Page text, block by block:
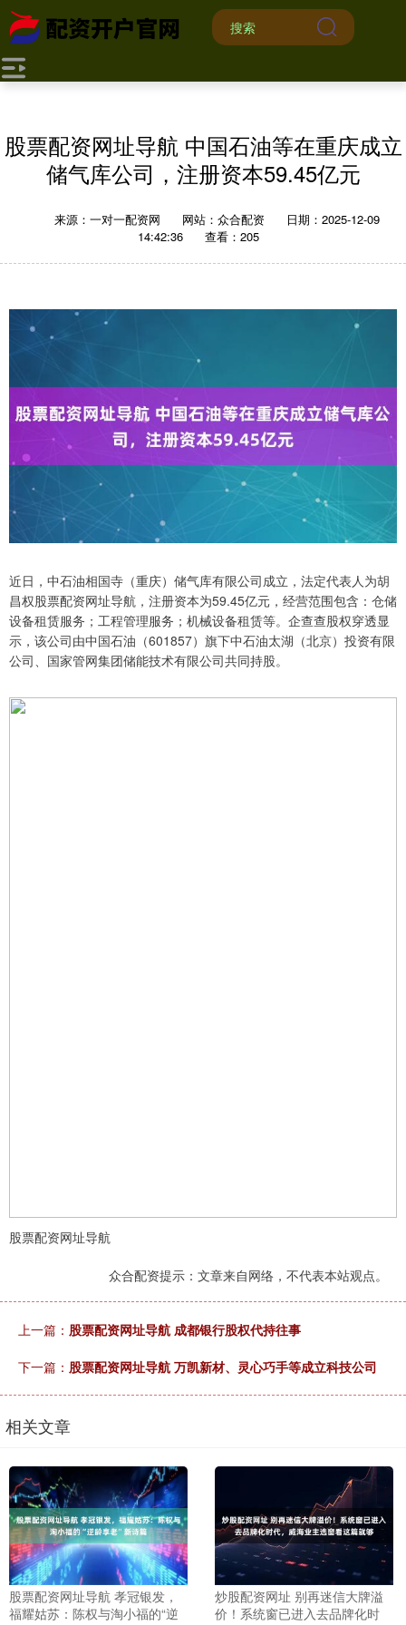
股票配资网址导航 中国石油等在重庆成立
储气库公司，注册资本59.45亿元
来源：一对一配资网 网站：众合配资
日期：2025-12-09
14:42:36
查看：205
近日，中石油相国寺（重庆）储气库有限公司成立，法定代表人为胡
昌权股票配资网址导航，注册资本为59.45亿元，经营范围包含：仓储
设备租赁服务；工程管理服务；机械设备租赁等。企查查股权穿透显
示，该公司由中国石油（601857）旗下中石油太湖（北京）投资有限
公司、国家管网集团储能技术有限公司共同持股。
股票配资网址导航
众合配资提示：文章来自网络，不代表本站观点。
上一篇： 股票配资网址导航 成都银行股权代持往事
下一篇： 股票配资网址导航 万凯新材、灵心巧手等成立科技公司
相关文章
股票配资网址导航 孝冠银发，
福耀姑苏：陈权与淘小福的“逆
炒股配资网址 别再迷信大牌溢
价！系统窗已进入去品牌化时